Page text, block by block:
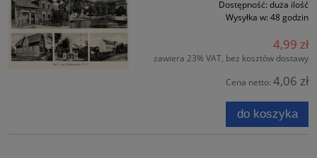
Dostępność: duża ilość
Wysyłka w: 48 godzin
4,99 zł
zawiera 23% VAT, bez kosztów dostawy
Cena netto: 4,06 zł
do koszyka